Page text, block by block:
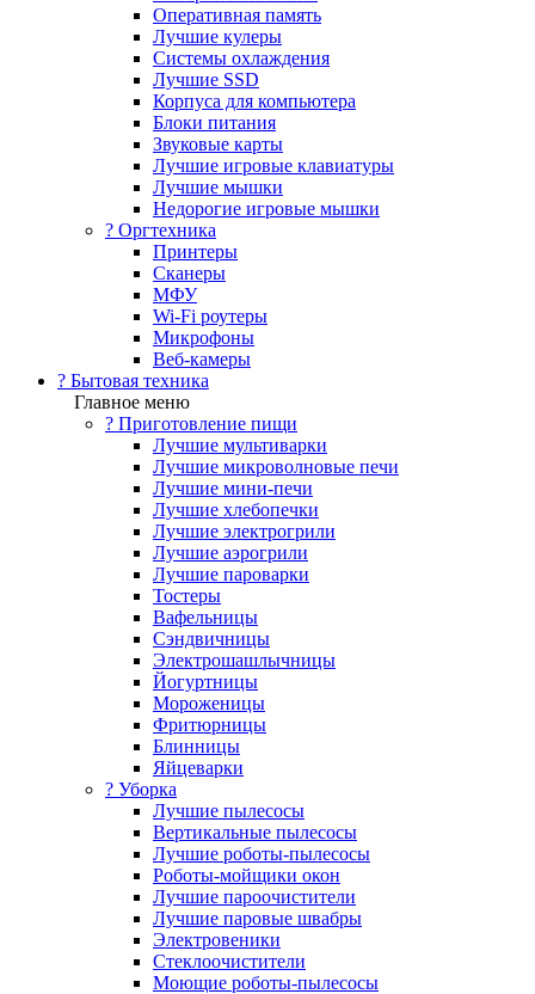
Оперативная память
Лучшие кулеры
Системы охлаждения
Лучшие SSD
Корпуса для компьютера
Блоки питания
Звуковые карты
Лучшие игровые клавиатуры
Лучшие мышки
Недорогие игровые мышки
?️ Оргтехника
Принтеры
Сканеры
МФУ
Wi-Fi роутеры
Микрофоны
Веб-камеры
? Бытовая техника
Главное меню
? Приготовление пищи
Лучшие мультиварки
Лучшие микроволновые печи
Лучшие мини-печи
Лучшие хлебопечки
Лучшие электрогрили
Лучшие аэрогрили
Лучшие пароварки
Тостеры
Вафельницы
Сэндвичницы
Электрошашлычницы
Йогуртницы
Мороженицы
Фритюрницы
Блинницы
Яйцеварки
? Уборка
Лучшие пылесосы
Вертикальные пылесосы
Лучшие роботы-пылесосы
Роботы-мойщики окон
Лучшие пароочистители
Лучшие паровые швабры
Электровеники
Стеклоочистители
Моющие роботы-пылесосы